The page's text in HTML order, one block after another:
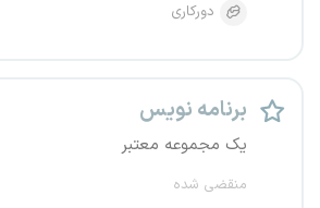
دورکاری
برنامه نویس
یک مجموعه معتبر
منقضی شده